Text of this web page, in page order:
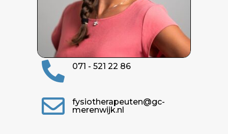
 071 - 521 22 86

fysiotherapeuten@gc-
merenwijk.nl